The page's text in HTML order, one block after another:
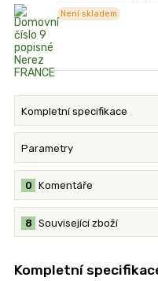
Není skladem
Kompletní specifikace
Parametry
Komentáře
0
Související zboží
8
Kompletní